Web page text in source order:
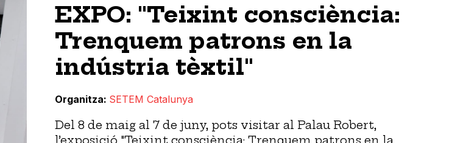
EXPO: "Teixint consciència:
Trenquem patrons en la
indústria tèxtil"
Organitza SETEM Catalunya
Del 8 de maig al 7 de juny, pots visitar al Palau Robert,
l’exposició "Teixint consciència: Trenquem patrons en la